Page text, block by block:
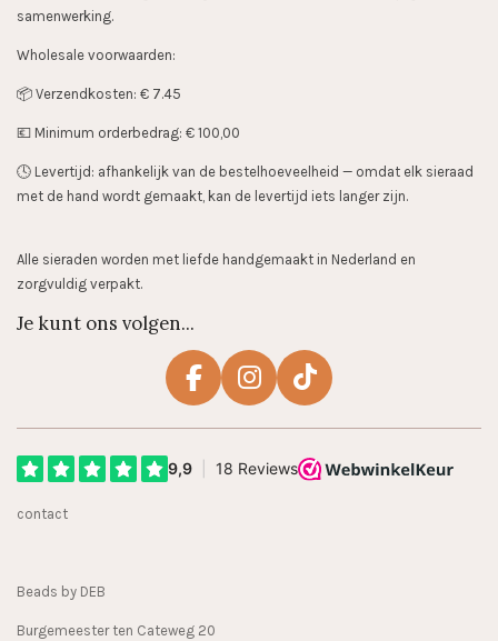
samenwerking.
Wholesale voorwaarden:
📦 Verzendkosten: € 7.45
💶 Minimum orderbedrag: € 100,00
🕓 Levertijd: afhankelijk van de bestelhoeveelheid — omdat elk sieraad
met de hand wordt gemaakt, kan de levertijd iets langer zijn.
Alle sieraden worden met liefde handgemaakt in Nederland en
zorgvuldig verpakt.
Je kunt ons volgen...
F
e
I
t
T
T
contact
Beads by DEB
Burgemeester ten Cateweg 20